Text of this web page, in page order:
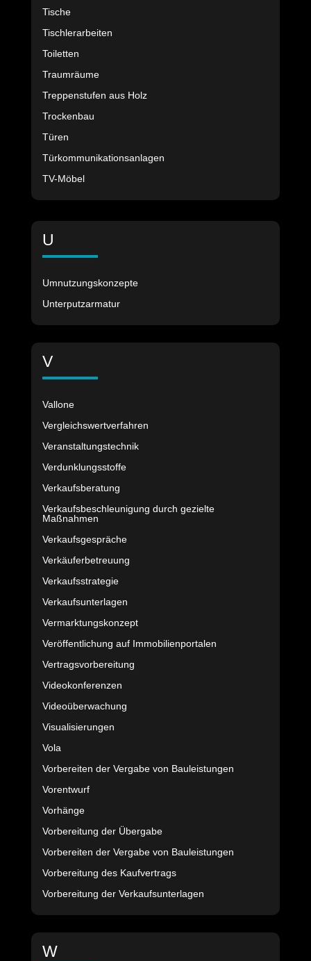
Tische
Tischlerarbeiten
Toiletten
Traumräume
Treppenstufen aus Holz
Trockenbau
Türen
Türkommunikationsanlagen
TV-Möbel
U
Umnutzungskonzepte
Unterputzarmatur
V
Vallone
Vergleichswertverfahren
Veranstaltungstechnik
Verdunklungsstoffe
Verkaufsberatung
Verkaufsbeschleunigung durch gezielte
Maßnahmen
Verkaufsgespräche
Verkäuferbetreuung
Verkaufsstrategie
Verkaufsunterlagen
Vermarktungskonzept
Veröffentlichung auf Immobilienportalen
Vertragsvorbereitung
Videokonferenzen
Videoüberwachung
Visualisierungen
Vola
Vorbereiten der Vergabe von Bauleistungen
Vorentwurf
Vorhänge
Vorbereitung der Übergabe
Vorbereiten der Vergabe von Bauleistungen
Vorbereitung des Kaufvertrags
Vorbereitung der Verkaufsunterlagen
W